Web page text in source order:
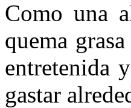
Como una
quema
entretenida
gastar